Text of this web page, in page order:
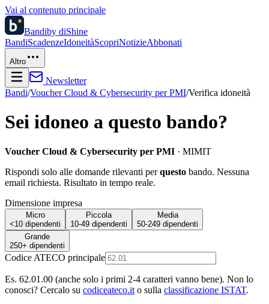
Vai al contenuto principale
Bandiby diShine
BandiScadenzeIdoneitàScopriNotizieAbbonati
Altro
Newsletter
Bandi/Voucher Cloud & Cybersecurity per PMI/Verifica idoneità
Sei idoneo a questo bando?
Voucher Cloud & Cybersecurity per PMI · MIMIT
Rispondi solo alle domande rilevanti perquesto bando. Nessuna
email richiesta. Risultato in tempo reale.
Dimensione impresa
Micro
<10 dipendenti
Piccola
10-49 dipendenti
Media
50-249 dipendenti
Grande
250+ dipendenti
Codice ATECO principale
Es. 62.01.00 (anche solo i primi 2-4 caratteri vanno bene). Non lo
conosci? Cercalo su codiceateco.it o sulla classificazione ISTAT.